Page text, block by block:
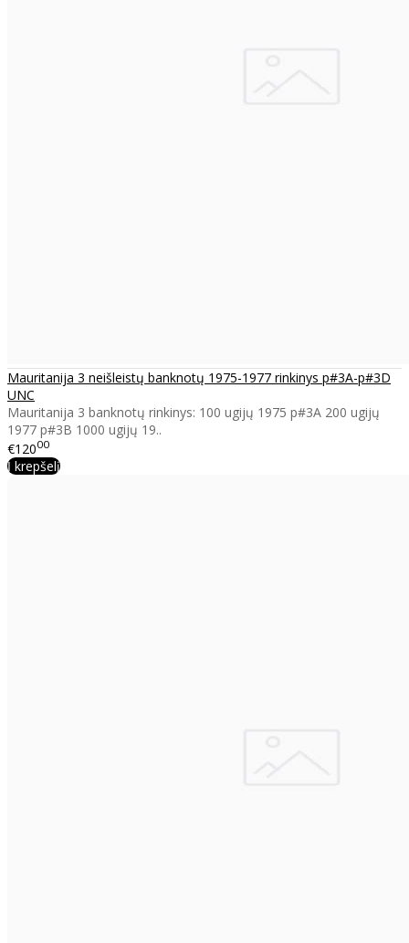
Mauritanija 3 neišleistų banknotų 1975-1977 rinkinys p#3A-p#3D
UNC
Mauritanija 3 banknotų rinkinys: 100 ugijų 1975 p#3A 200 ugijų
1977 p#3B 1000 ugijų 19..
€12000
Į krepšelį